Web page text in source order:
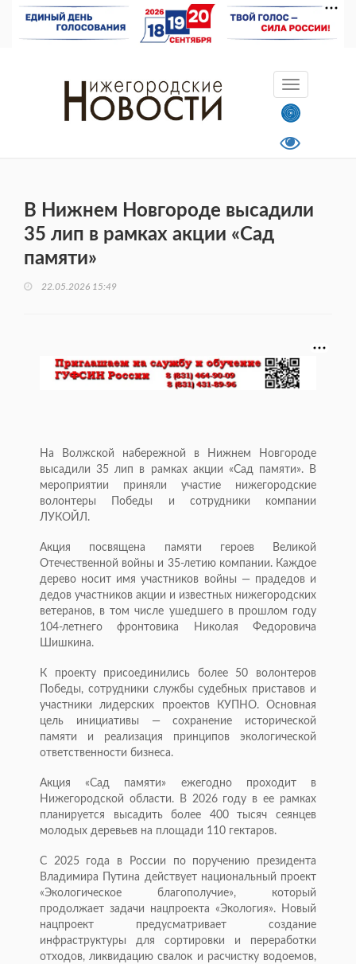
В Нижнем Новгороде высадили
35 лип в рамках акции «Сад
памяти»
22.05.2026 15:49
На Волжской набережной в Нижнем Новгороде
высадили 35 лип в рамках акции «Сад памяти». В
мероприятии приняли участие нижегородские
волонтеры Победы и сотрудники компании
ЛУКОЙЛ.
Акция посвящена памяти героев Великой
Отечественной войны и 35-летию компании. Каждое
дерево носит имя участников войны — прадедов и
дедов участников акции и известных нижегородских
ветеранов, в том числе ушедшего в прошлом году
104-летнего фронтовика Николая Федоровича
Шишкина.
К проекту присоединились более 50 волонтеров
Победы, сотрудники службы судебных приставов и
участники лидерских проектов КУПНО. Основная
цель инициативы — сохранение исторической
памяти и реализация принципов экологической
ответственности бизнеса.
Акция «Сад памяти» ежегодно проходит в
Нижегородской области. В 2026 году в ее рамках
планируется высадить более 400 тысяч сеянцев
молодых деревьев на площади 110 гектаров.
С 2025 года в России по поручению президента
Владимира Путина действует национальный проект
«Экологическое благополучие», который
продолжает задачи нацпроекта «Экология». Новый
нацпроект предусматривает создание
инфраструктуры для сортировки и переработки
отходов, ликвидацию свалок и расчистку водоемов,